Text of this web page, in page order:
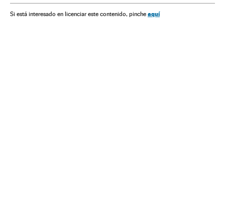
América do Sul América Latina América Confeção
Si está interesado en licenciar este contenido, pinche aquí